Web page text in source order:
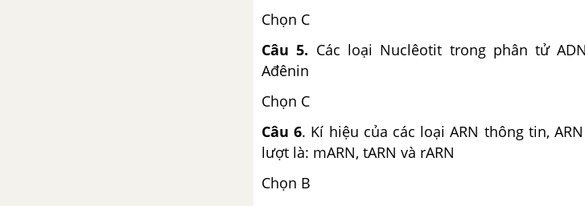
Chọn C
Câu 5. Các loại Nuclêotit trong phân tử
Ađênin
Chọn C
Câu 6. Kí hiệu của các loại ARN thông tin,
lượt là: mARN, tARN và rARN
Chọn B